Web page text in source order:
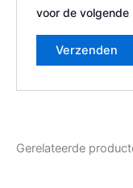
voor de volgende
Gerelateerde